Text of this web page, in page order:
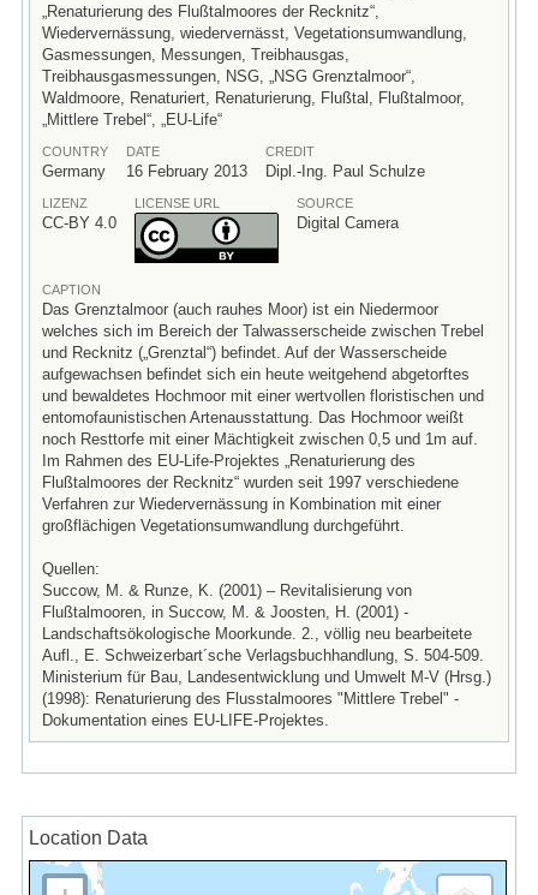
„Renaturierung des Flußtalmoores der Recknitz“,
Wiedervernässung, wiedervernässt, Vegetationsumwandlung,
Gasmessungen, Messungen, Treibhausgas,
Treibhausgasmessungen, NSG, „NSG Grenztalmoor“,
Waldmoore, Renaturiert, Renaturierung, Flußtal, Flußtalmoor,
„Mittlere Trebel“, „EU-Life“
COUNTRY
Germany
DATE
16 February 2013
CREDIT
Dipl.-Ing. Paul Schulze
LIZENZ
CC-BY 4.0
LICENSE URL SOURCE
Digital Camera
CAPTION
Das Grenztalmoor (auch rauhes Moor) ist ein Niedermoor
welches sich im Bereich der Talwasserscheide zwischen Trebel
und Recknitz („Grenztal“) befindet. Auf der Wasserscheide
aufgewachsen befindet sich ein heute weitgehend abgetorftes
und bewaldetes Hochmoor mit einer wertvollen floristischen und
entomofaunistischen Artenausstattung. Das Hochmoor weißt
noch Resttorfe mit einer Mächtigkeit zwischen 0,5 und 1m auf.
Im Rahmen des EU-Life-Projektes „Renaturierung des
Flußtalmoores der Recknitz“ wurden seit 1997 verschiedene
Verfahren zur Wiedervernässung in Kombination mit einer
großflächigen Vegetationsumwandlung durchgeführt.
Quellen:
Succow, M. & Runze, K. (2001) – Revitalisierung von
Flußtalmooren, in Succow, M. & Joosten, H. (2001) -
Landschaftsökologische Moorkunde. 2., völlig neu bearbeitete
Aufl., E. Schweizerbart´sche Verlagsbuchhandlung, S. 504-509.
Ministerium für Bau, Landesentwicklung und Umwelt M-V (Hrsg.)
(1998): Renaturierung des Flusstalmoores "Mittlere Trebel" -
Dokumentation eines EU-LIFE-Projektes.
Location Data